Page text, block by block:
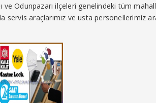
ve Odunpazarı ilçeleri genelindeki tüm
servis araçlarımız ve usta personellerimiz